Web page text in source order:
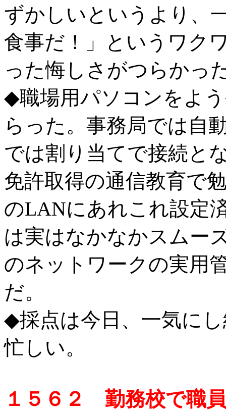
ずかしいというより、
食事だ！」というワク
った悔しさがつらかっ
◆職場用パソコンをよ
らった。事務局では自
では割り当てで接続と
免許取得の通信教育で
のLANにあれこれ設定
は実はなかなかスムー
のネットワークの実用
だ。
◆採点は今日、一気に
忙しい。
１５６２ 勤務校で職